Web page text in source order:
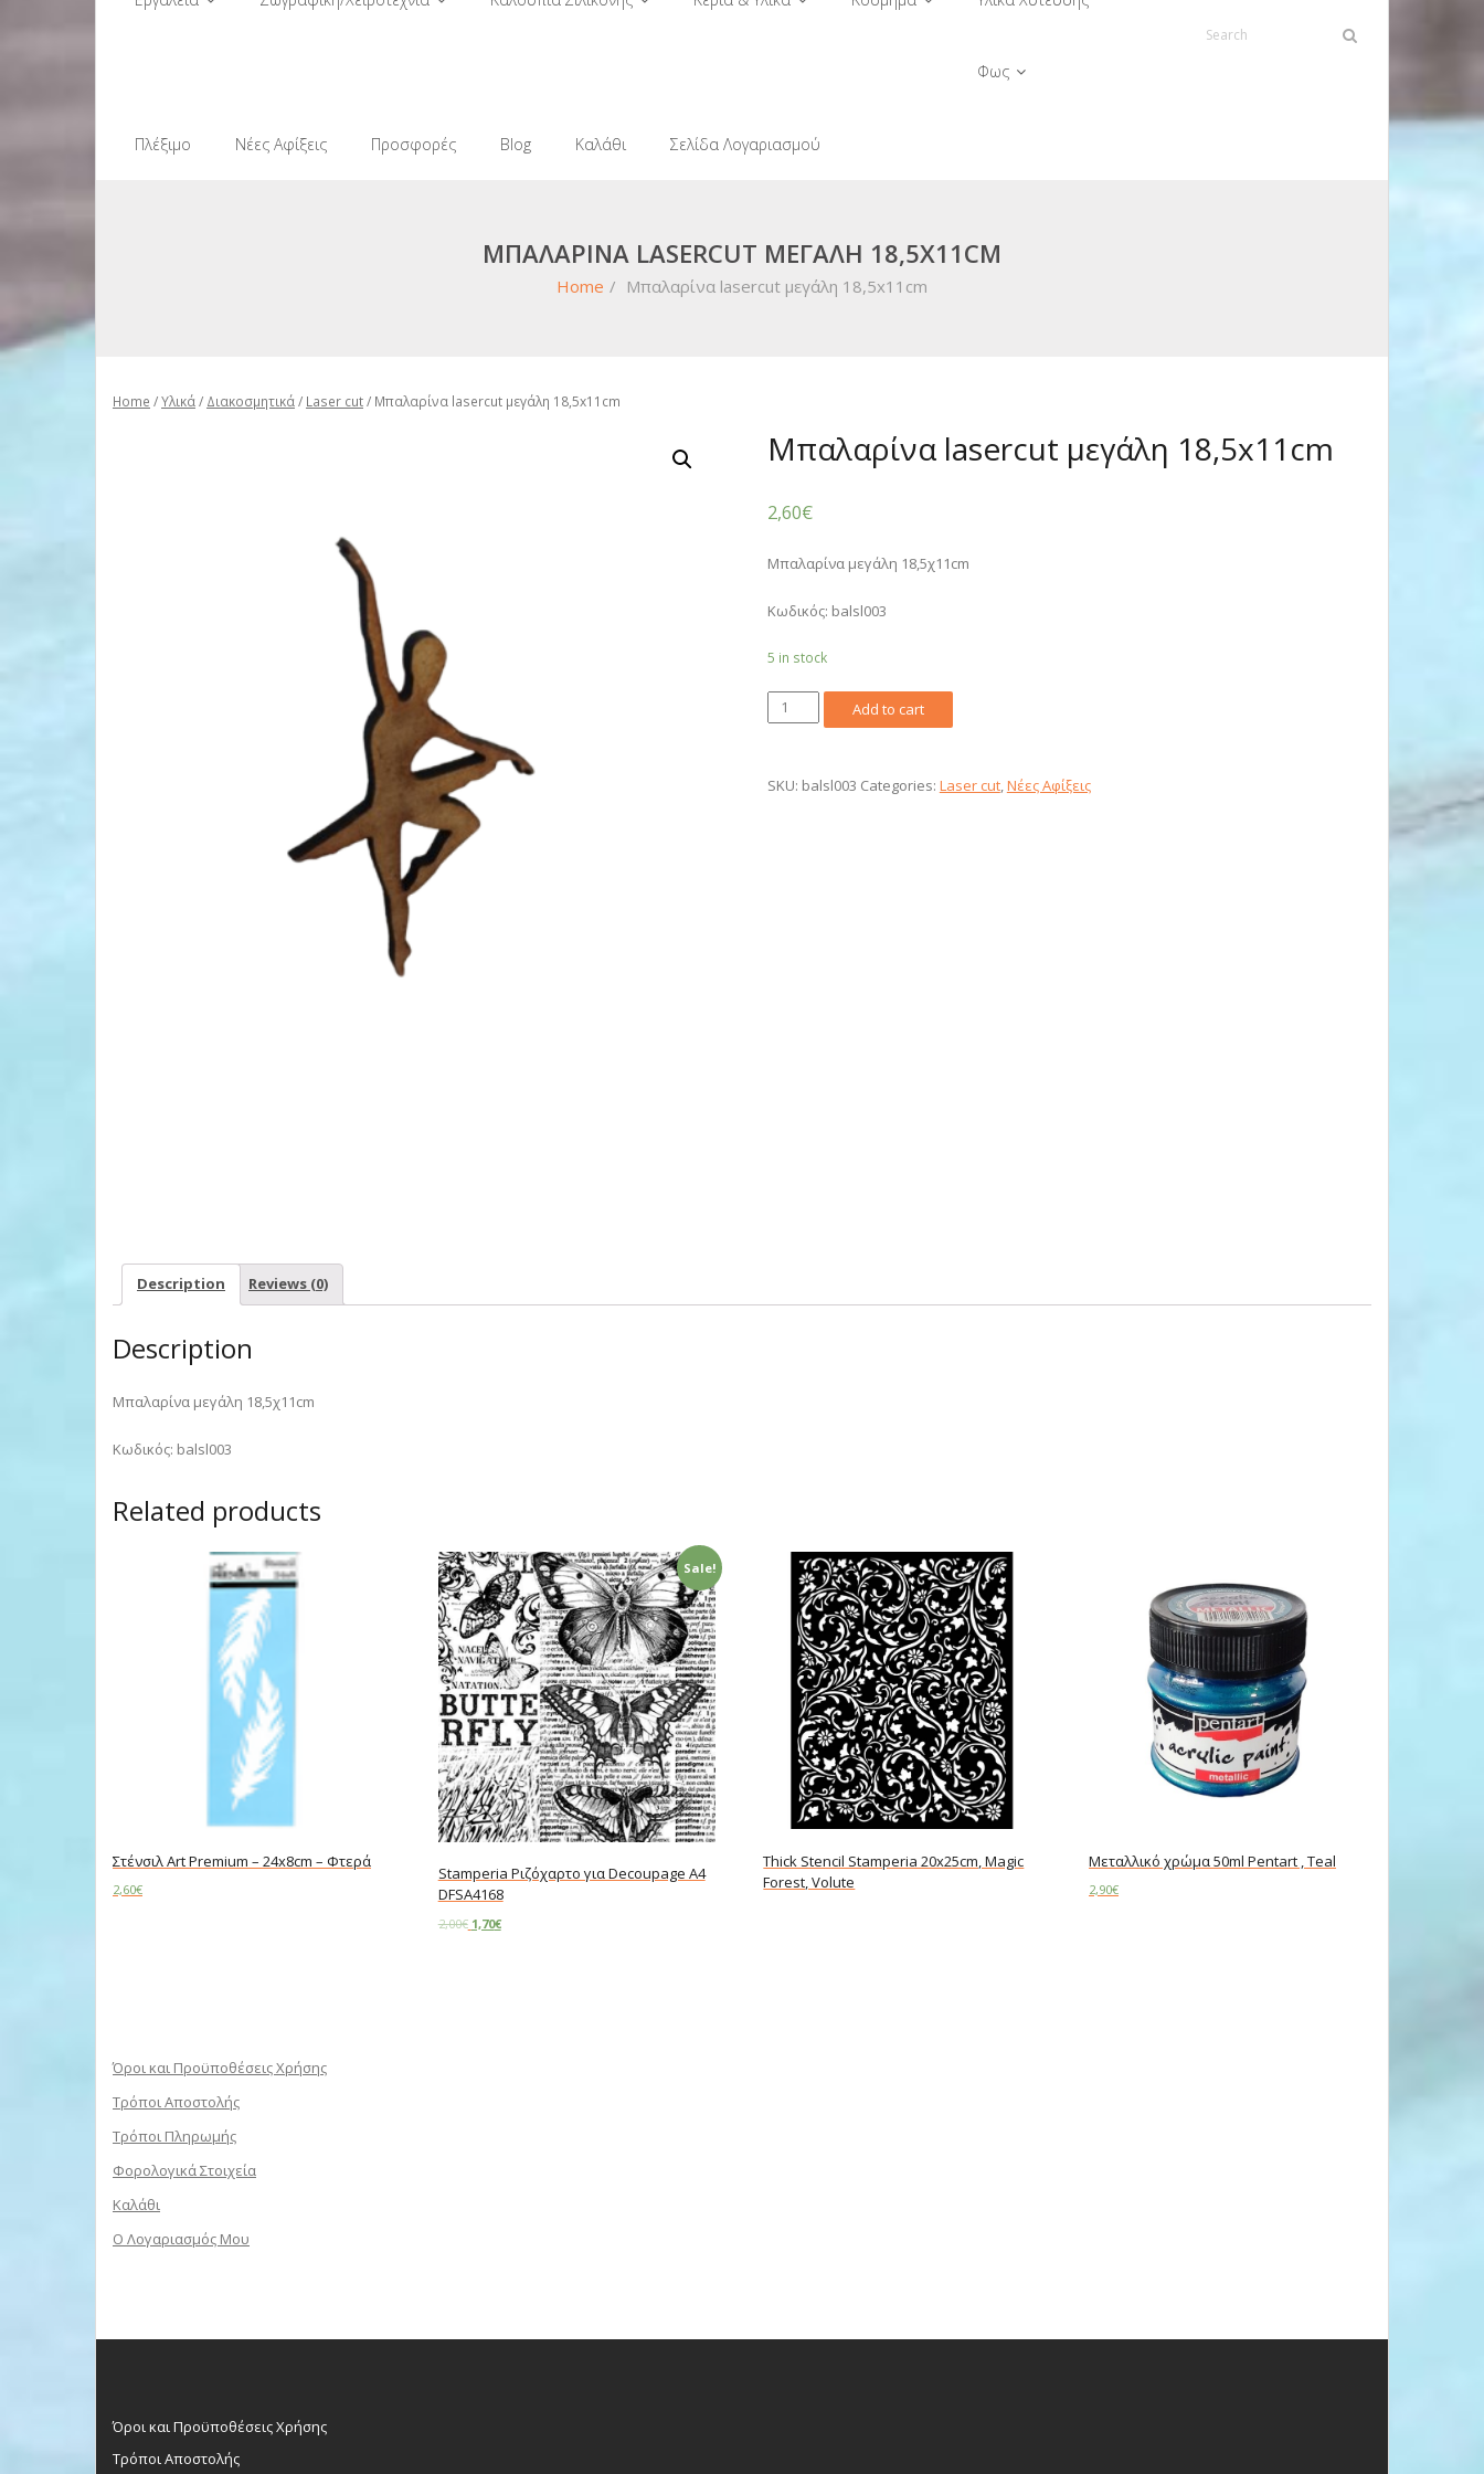
Φως
Πλέξιμο Νέες Αφίξεις Προσφορές Blog Καλάθι Σελίδα Λογαριασμού
ΜΠΑΛΑΡΊΝΑ LASERCUT ΜΕΓΆΛΗ 18,5X11CM
Home / Μπαλαρίνα lasercut μεγάλη 18,5x11cm
Home /Υλικά/ Διακοσμητικά/ Laser cut/ Μπαλαρίνα lasercut μεγάλη 18,5x11cm
Μπαλαρίνα lasercut μεγάλη 18,5x11cm
2,60€
Μπαλαρίνα μεγάλη 18,5χ11cm
Κωδικός: balsl003
5 in stock
Μπαλαρίνα
lasercut
18,5x11cm
Add to cart
SKU: balsl003 Categories: Laser cut,Νέες Αφίξεις
Description Reviews (0)
Description
Μπαλαρίνα μεγάλη 18,5χ11cm
Κωδικός: balsl003
Related products
Στένσιλ Art Premium – 24x8cm – Φτερά
2,60€
Sale!
Stamperia Ριζόχαρτο για Decoupage A4
DFSA4168
2,00€ 1,70€
Thick Stencil Stamperia 20x25cm, Magic
Forest, Volute
Μεταλλικό χρώμα 50ml Pentart , Teal
2,90€
Όροι και Προϋποθέσεις Χρήσης
Τρόποι Αποστολής
Τρόποι Πληρωμής
Φορολογικά Στοιχεία
Καλάθι
Ο Λογαριασμός Μου
Όροι και Προϋποθέσεις Χρήσης
Τρόποι Αποστολής